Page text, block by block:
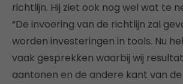
richtlijn. Hij ziet ook nog wel wat te
“De invoering van de richtlijn zal
worden investeringen in tools. Nu
vaak gesprekken waarbij wij
aantonen en de andere kant van